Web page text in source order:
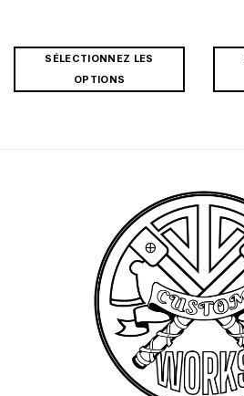
SÉLECTIONNEZ LES
OPTIONS